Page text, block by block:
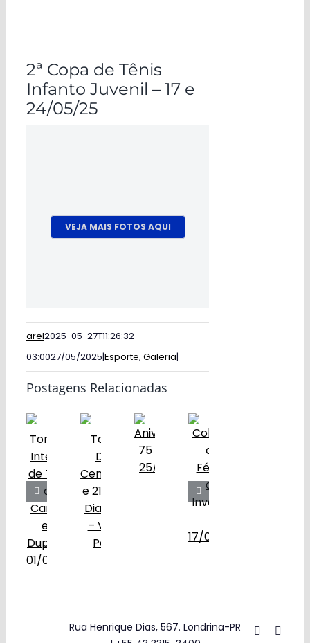
2ª Copa de Tênis
Infanto Juvenil – 17 e
24/05/25
VEJA MAIS FOTOS AQUI
arel2025-05-27T11:26:32-
03:0027/05/2025|Esporte, Galeria|
Postagens Relacionadas
Rua Henrique Dias, 567. Londrina-PR